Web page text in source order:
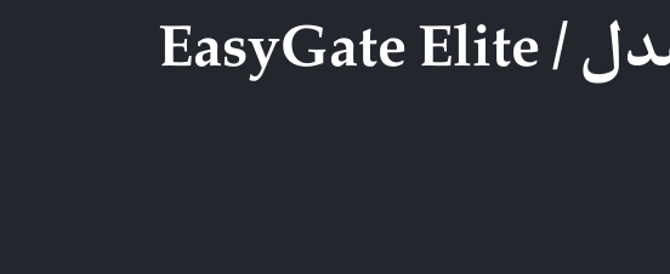
گیت کنترل تردد کشویی cominfo مدل EasyGate Elite /